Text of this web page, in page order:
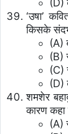
(D)
‘उषा’
किसके
(A)
(B)
(C)
(D)
शमशेर
कारण कहा
(A)